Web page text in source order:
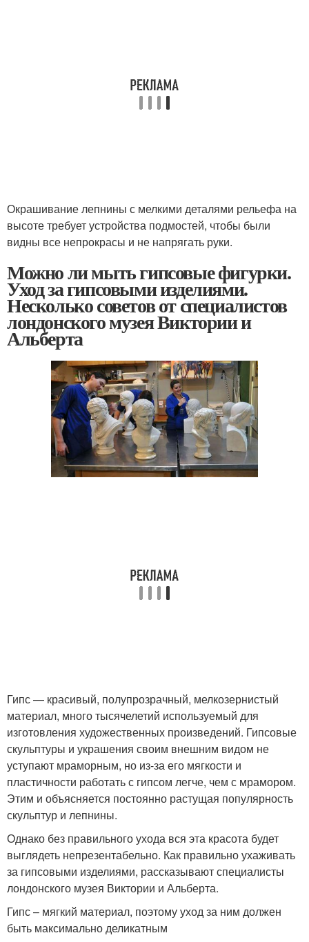
Окрашивание лепнины с мелкими деталями рельефа на
высоте требует устройства подмостей, чтобы были
видны все непрокрасы и не напрягать руки.
Можно ли мыть гипсовые фигурки.
Уход за гипсовыми изделиями.
Несколько советов от специалистов
лондонского музея Виктории и
Альберта
Гипс — красивый, полупрозрачный, мелкозернистый
материал, много тысячелетий используемый для
изготовления художественных произведений. Гипсовые
скульптуры и украшения своим внешним видом не
уступают мраморным, но из-за его мягкости и
пластичности работать с гипсом легче, чем с мрамором.
Этим и объясняется постоянно растущая популярность
скульптур и лепнины.
Однако без правильного ухода вся эта красота будет
выглядеть непрезентабельно. Как правильно ухаживать
за гипсовыми изделиями, рассказывают специалисты
лондонского музея Виктории и Альберта.
Гипс – мягкий материал, поэтому уход за ним должен
быть максимально деликатным